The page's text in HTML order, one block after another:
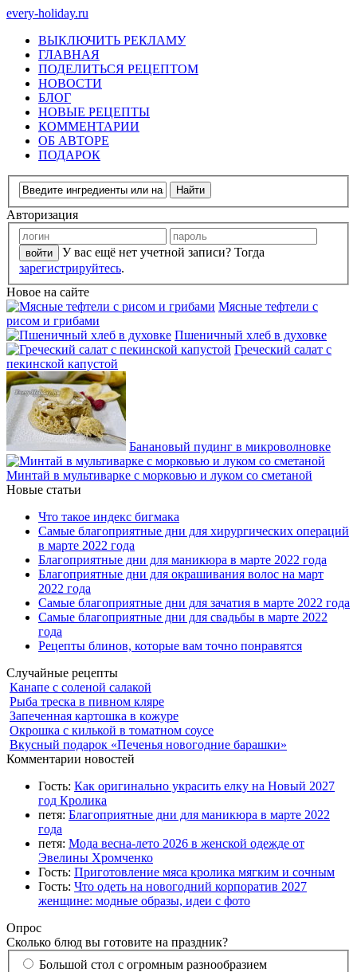
every-holiday.ru
ВЫКЛЮЧИТЬ РЕКЛАМУ
ГЛАВНАЯ
ПОДЕЛИТЬСЯ РЕЦЕПТОМ
НОВОСТИ
БЛОГ
НОВЫЕ РЕЦЕПТЫ
КОММЕНТАРИИ
ОБ АВТОРЕ
ПОДАРОК
Авторизация
У вас ещё нет учетной записи? Тогда
зарегистрируйтесь.
Новое на сайте
Мясные тефтели с
рисом и грибами
Пшеничный хлеб в духовке
Греческий салат с
пекинской капустой
Банановый пудинг в микроволновке
Минтай в мультиварке с морковью и луком со сметаной
Новые статьи
Что такое индекс бигмака
Самые благоприятные дни для хирургических операций
в марте 2022 года
Благоприятные дни для маникюра в марте 2022 года
Благоприятные дни для окрашивания волос на март
2022 года
Самые благоприятные дни для зачатия в марте 2022 года
Самые благоприятные дни для свадьбы в марте 2022
года
Рецепты блинов, которые вам точно понравятся
Случайные рецепты
Канапе с соленой салакой
Рыба треска в пивном кляре
Запеченная картошка в кожуре
Окрошка с килькой в томатном соусе
Вкусный подарок «Печенья новогодние барашки»
Комментарии новостей
Гость: Как оригинально украсить елку на Новый 2027
год Кролика
петя: Благоприятные дни для маникюра в марте 2022
года
петя: Мода весна-лето 2026 в женской одежде от
Эвелины Хромченко
Гость: Приготовление мяса кролика мягким и сочным
Гость: Что одеть на новогодний корпоратив 2027
женщине: модные образы, идеи с фото
Опрос
Сколько блюд вы готовите на праздник?
Большой стол с огромным разнообразием